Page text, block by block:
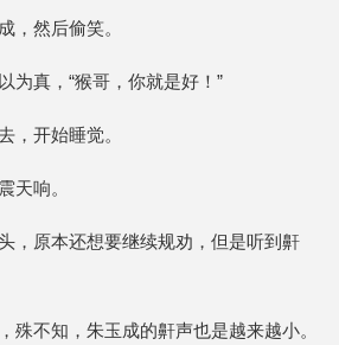
，然后偷笑。
为真，“猴哥，你就是好！”
，开始睡觉。
天响。
，原本还想要继续规劝，但是听到鼾
殊不知，朱玉成的鼾声也是越来越小。